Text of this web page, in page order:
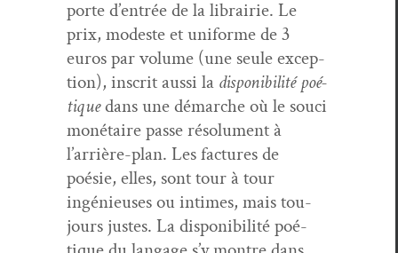
porte d’entrée de la librairie. Le
prix, mod­este et uni­forme de 3
euros par vol­ume (une seule excep­
tion), inscrit aus­si la disponi­bil­ité poé­
tiquedans une démarche où le souci
moné­taire passe résol­u­ment à
l’arrière-plan. Les fac­tures de
poésie, elles, sont tour à tour
ingénieuses ou intimes, mais tou­
jours justes. La disponi­bil­ité poé­